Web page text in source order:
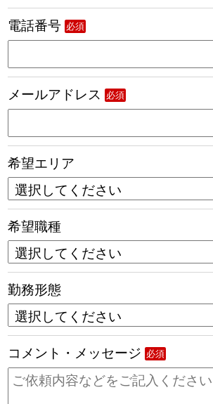
電話番号 必須
メールアドレス 必須
希望エリア
希望職種
勤務形態
コメント・メッセージ 必須